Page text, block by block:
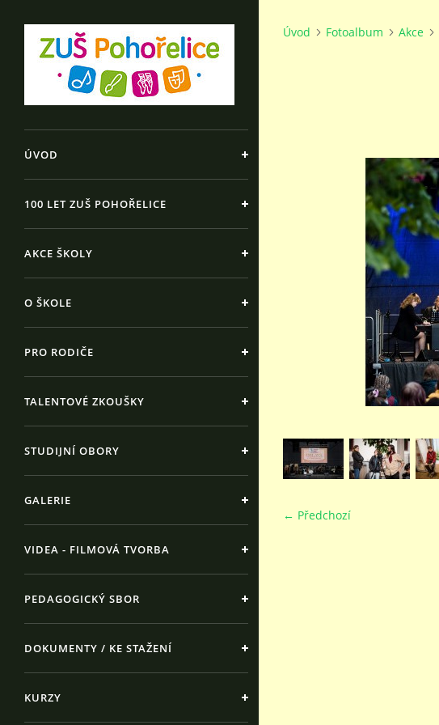
ÚVOD
100 LET ZUŠ POHOŘELICE
AKCE ŠKOLY
O ŠKOLE
PRO RODIČE
TALENTOVÉ ZKOUŠKY
STUDIJNÍ OBORY
GALERIE
VIDEA - FILMOVÁ TVORBA
PEDAGOGICKÝ SBOR
DOKUMENTY / KE STAŽENÍ
KURZY
Úvod Fotoalbum Akce
← Předchozí